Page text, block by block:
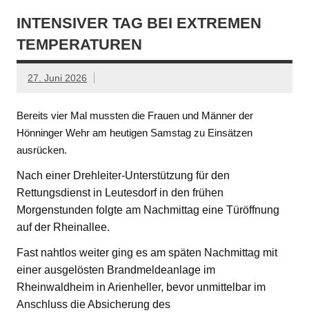
INTENSIVER TAG BEI EXTREMEN
TEMPERATUREN
27. Juni 2026
Bereits vier Mal mussten die Frauen und Männer der
Hönninger Wehr am heutigen Samstag zu Einsätzen
ausrücken.
Nach einer Drehleiter-Unterstützung für den
Rettungsdienst in Leutesdorf in den frühen
Morgenstunden folgte am Nachmittag eine Türöffnung
auf der Rheinallee.
Fast nahtlos weiter ging es am späten Nachmittag mit
einer ausgelösten Brandmeldeanlage im
Rheinwaldheim in Arienheller, bevor unmittelbar im
Anschluss die Absicherung des